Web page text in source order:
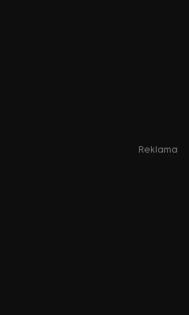
Reklama